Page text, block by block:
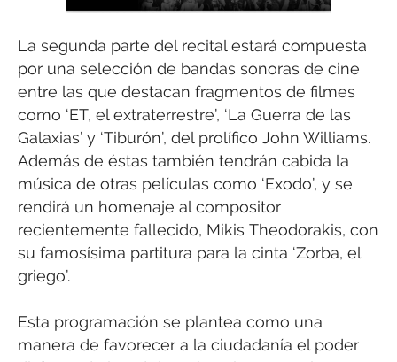
La segunda parte del recital estará compuesta
por una selección de bandas sonoras de cine
entre las que destacan fragmentos de filmes
como ‘ET, el extraterrestre’, ‘La Guerra de las
Galaxias’ y ‘Tiburón’, del prolífico John Williams.
Además de éstas también tendrán cabida la
música de otras películas como ‘Exodo’, y se
rendirá un homenaje al compositor
recientemente fallecido, Mikis Theodorakis, con
su famosísima partitura para la cinta ‘Zorba, el
griego’.
Esta programación se plantea como una
manera de favorecer a la ciudadanía el poder